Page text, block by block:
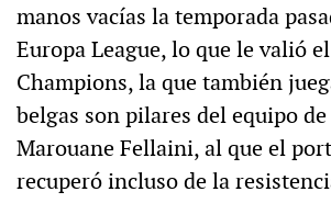
manos vacías la temporada
Europa League, lo que le valió
Champions, la que también
belgas son pilares del equipo
Marouane Fellaini, al que el
recuperó incluso de la